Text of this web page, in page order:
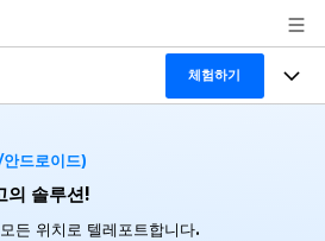
체험하기
드로이드)
솔루션!
든 위치로 텔레포트합니다.